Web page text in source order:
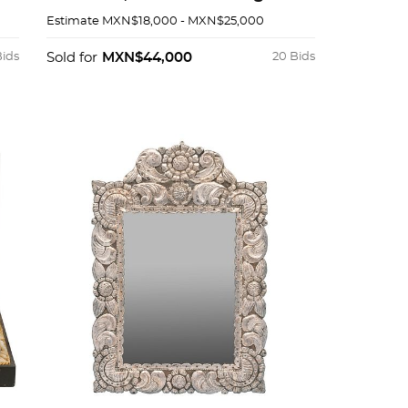
té elaborado en plata con
en metal plateado.
Estimate MXN$18,000 - MXN$25,000
20 Bids
Sold for MXN$44,000